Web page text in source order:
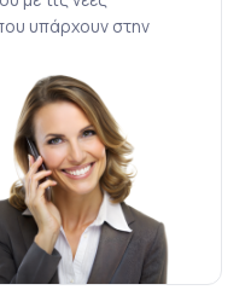
υπάρχουν στην